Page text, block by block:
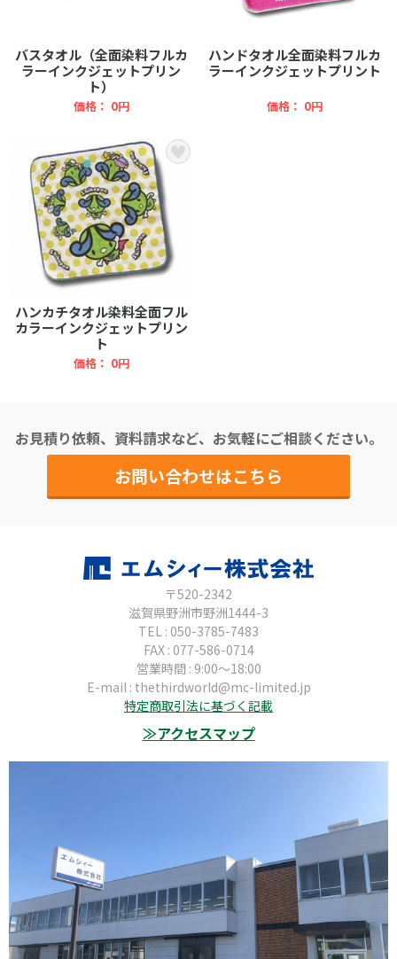
バスタオル（全面染料フルカ
ラーインクジェットプリン
ト）
価格： 0円
ハンドタオル全面染料フルカ
ラーインクジェットプリント
価格： 0円
ハンカチタオル染料全面フル
カラーインクジェットプリン
ト
価格： 0円
お見積り依頼、資料請求など、お気軽にご相談ください。
お問い合わせはこちら
〒520-2342
滋賀県野洲市野洲1444-3
TEL : 050-3785-7483
FAX : 077-586-0714
営業時間 : 9:00～18:00
E-mail : thethirdworld@mc-limited.jp
特定商取引法に基づく記載
≫アクセスマップ